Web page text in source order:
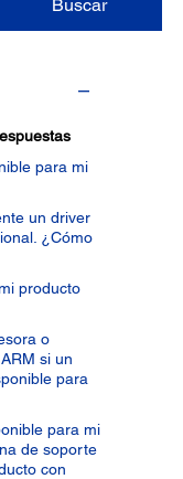
Buscar
para mi
un driver
¿Cómo
producto
o
si un
para
para mi
de soporte
con